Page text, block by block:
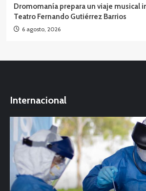
Dromomanía prepara un viaje musical
Teatro Fernando Gutiérrez Barrios
6 agosto, 2026
Internacional